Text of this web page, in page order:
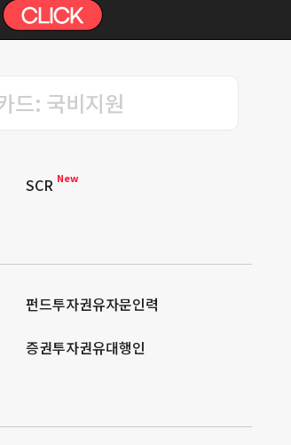
드: 국비지원
SCR New
펀드투자권유자문인력
증권투자권유대행인